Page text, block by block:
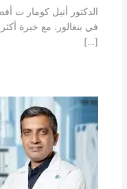
الدكتور أنيل كومار ت
[…]